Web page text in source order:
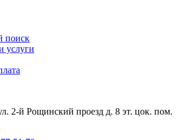
поиск
услуги
2-й Рощинский проезд д. 8 эт. цок. пом.